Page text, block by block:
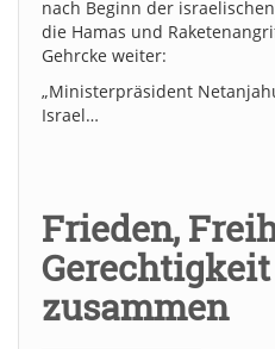
nach Beginn der
die Hamas und
Gehrcke weiter:
„Ministerpräsident
Israel…
Frieden,
zusammen